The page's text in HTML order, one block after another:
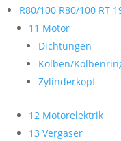
R80/100 R80/100 RT
11 Motor
Dichtungen
Kolben/
Zylinderkopf
12 Motorelektrik
13 Vergaser